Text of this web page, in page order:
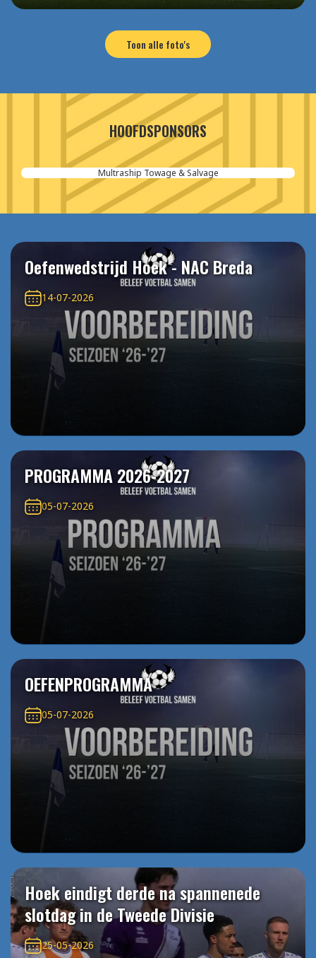
Toon alle foto's
HOOFDSPONSORS
Multraship Towage & Salvage
Oefenwedstrijd Hoek - NAC Breda
14-07-2026
PROGRAMMA 2026-2027
05-07-2026
OEFENPROGRAMMA
05-07-2026
Hoek eindigt derde na spannenede
slotdag in de Tweede Divisie
25-05-2026